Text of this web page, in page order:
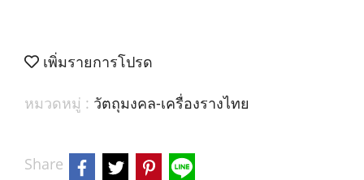
เพิ่มรายการโปรด
หมวดหมู่ : วัตถุมงคล-เครื่องรางไทย
Share